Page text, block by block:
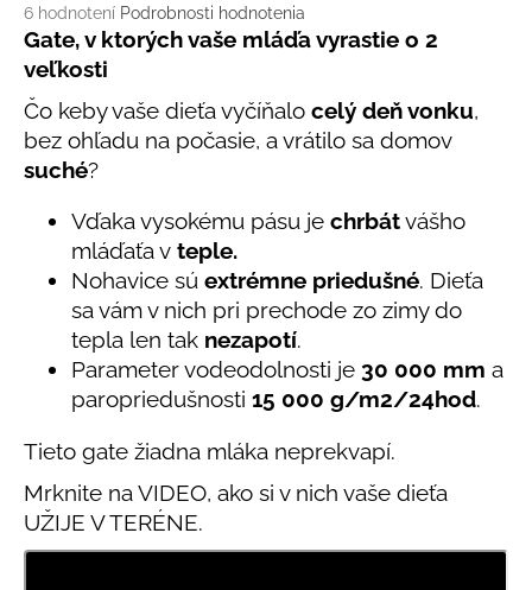
Priemerné
hodnotenie
produktu
je
4,8
z
5
hviezdičiek.
6 hodnotení Podrobnosti hodnotenia
Gate, v ktorých vaše mláďa vyrastie o 2
veľkosti
Čo keby vaše dieťa vyčíňalo celý deň vonku,
bez ohľadu na počasie, a vrátilo sa domov
suché?
Vďaka vysokému pásu je chrbátvášho
mláďaťa v teple.
Nohavice sú extrémne priedušné. Dieťa
sa vám v nich pri prechode zo zimy do
tepla len tak nezapotí.
Parameter vodeodolnosti je 30 000 mm a
paropriedušnosti 15 000 g/m2/24hod.
Tieto gate žiadna mláka neprekvapí.
Mrknite na VIDEO, ako si v nich vaše dieťa
UŽIJE V TERÉNE.
r
ú
č
a
m
e
DETSKÝ
KLOBÚČIK
UV
UŠKAMI
BIELY